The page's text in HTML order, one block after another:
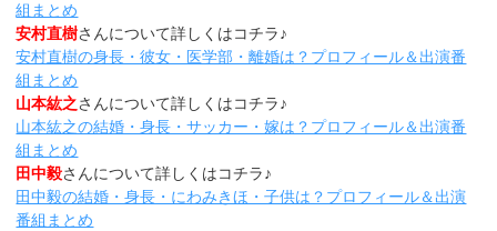
組まとめ
安村直樹さんについて詳しくはコチラ♪
安村直樹の身長・彼女・医学部・離婚は？プロフィール＆出演番
組まとめ
山本紘之さんについて詳しくはコチラ♪
山本紘之の結婚・身長・サッカー・嫁は？プロフィール＆出演番
組まとめ
田中毅さんについて詳しくはコチラ♪
田中毅の結婚・身長・にわみきほ・子供は？プロフィール＆出演
番組まとめ